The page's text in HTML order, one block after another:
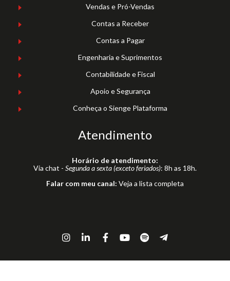
Vendas e Pró-Vendas
Contas a Receber
Contas a Pagar
Engenharia e Suprimentos
Contabilidade e Fiscal
Apoio e Segurança
Conheça o Sienge Plataforma
Atendimento
Horário de atendimento:
Via chat - Segunda a sexta (exceto feriados): 8h as 18h.
Falar com meu canal: Veja a lista completa